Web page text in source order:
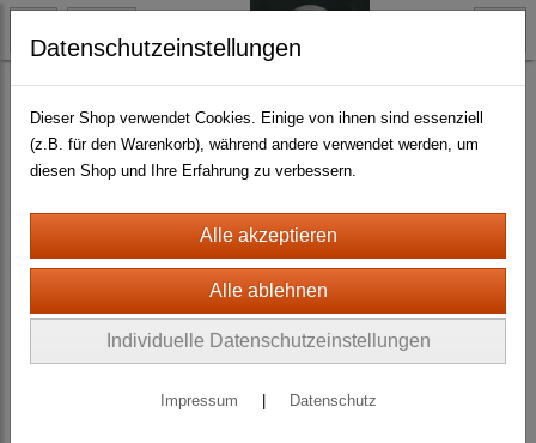
Alternativwelten Alternativer Beobachter
Datenschutzeinstellungen
Dieser Shop verwendet Cookies. Einige von ihnen sind essenziell
(z.B. für den Warenkorb), während andere verwendet werden, um
diesen Shop und Ihre Erfahrung zu verbessern.
Individuelle Datenschutzeinstellungen
Impressum Datenschutz